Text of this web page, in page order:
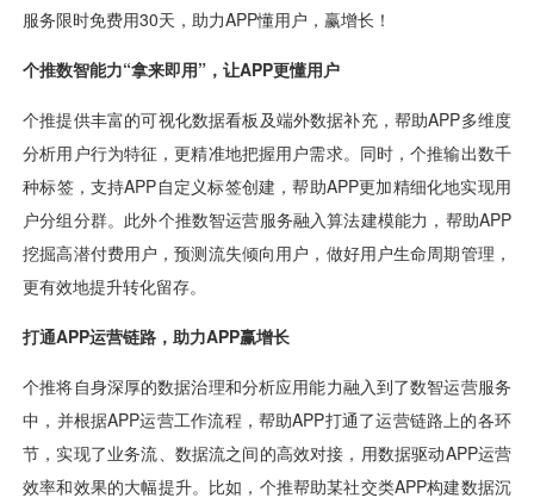
一键认证
营销数盘
人口数盘
视觉智能
消息中心
银行数字化
智能风控
科技公益
新闻动态
加入我们